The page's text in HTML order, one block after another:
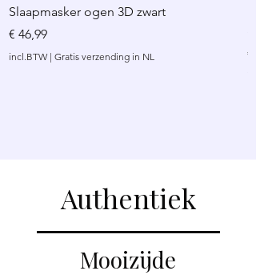
Slaapmasker ogen 3D zwart
Prijs
€ 46,99
incl.BTW | Gratis verzending in NL €
Authentiek
Mooizijde